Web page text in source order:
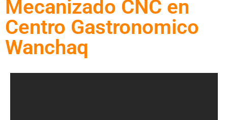
Mecanizado CNC en
Centro Gastronomico
Wanchaq